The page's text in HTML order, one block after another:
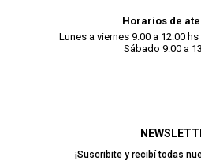
¡Suscribite y recibí todas
Horarios de
Lunes a viernes 9:00 a 12:00
Sábado 9:00 a